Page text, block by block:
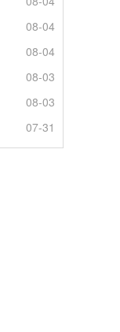
08-04
08-04
08-03
08-03
07-31